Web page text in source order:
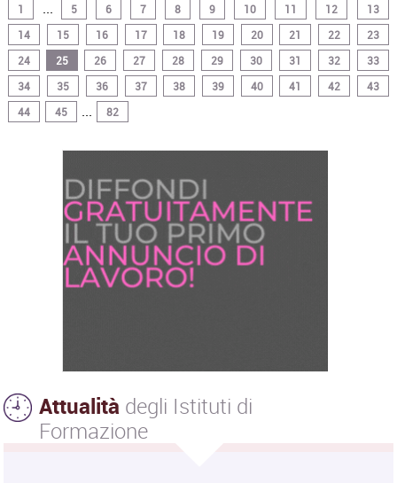
1 ... 5 6 7 8 9 10 11 12
13
14
15 16 17 18 19 20 21 22
23
24
25 26 27 28 29 30 31 32
33
34
35 36 37 38 39 40 41 42
43
44
45 ... 82
Attualità degli Istituti di
Formazione